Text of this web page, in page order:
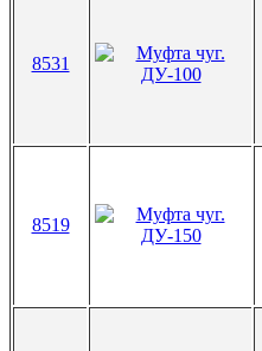
8531
8519